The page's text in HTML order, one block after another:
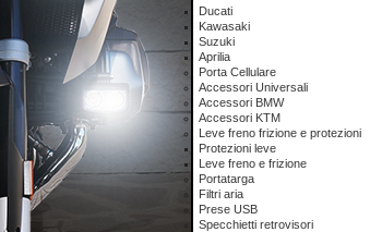
Ducati
Kawasaki
Suzuki
Aprilia
Porta Cellulare
Accessori Universali
Accessori BMW
Accessori KTM
Leve freno frizione e protezioni
Protezioni leve
Leve freno e frizione
Portatarga
Filtri aria
Prese USB
Specchietti retrovisori